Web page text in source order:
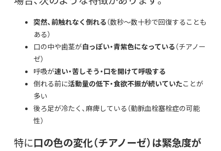
突然、前触れなく倒れる（数秒〜数十秒で回復することも
ある）
口の中や歯茎が白っぽい・青紫色になっている（チアノー
ゼ）
呼吸が速い・苦しそう・口を開けて呼吸する
倒れる前に活動量の低下・食欲不振が続いていたことが
多い
後ろ足が冷たく、麻痺している（動脈血栓塞栓症の可能
性）
特に口の色の変化（チアノーゼ）は緊急度が